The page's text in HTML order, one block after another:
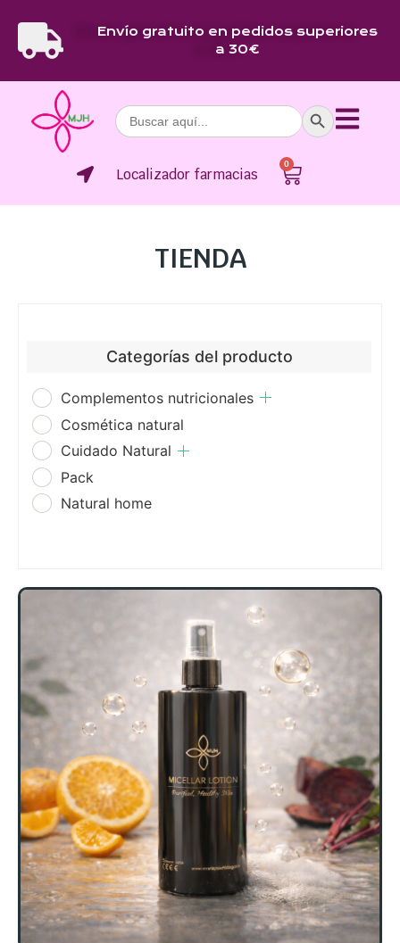
Envío gratuito en pedidos superiores
a 30€
Buscar: Botón de
Localizador farmacias
0
TIENDA
Categorías del producto
Complementos nutricionales
Cosmética natural
Cuidado Natural
Pack
Natural home